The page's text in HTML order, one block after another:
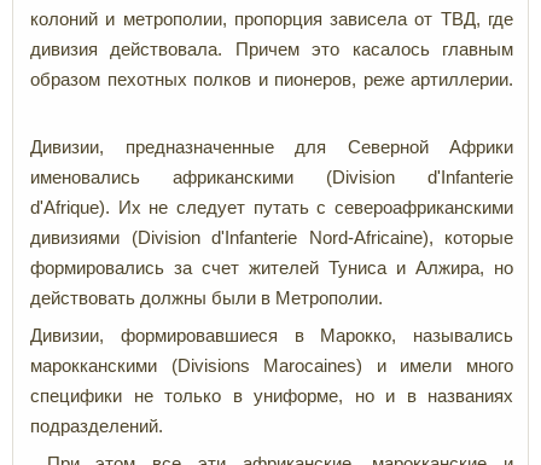
колоний и метрополии, пропорция зависела от ТВД, где
дивизия действовала. Причем это касалось главным
образом пехотных полков и пионеров, реже артиллерии.
Дивизии, предназначенные для Северной Африки
именовались африканскими (Division d'Infanterie
d'Afrique). Их не следует путать с североафриканскими
дивизиями (Division d'Infanterie Nord-Africaine), которые
формировались за счет жителей Туниса и Алжира, но
действовать должны были в Метрополии.
Дивизии, формировавшиеся в Марокко, назывались
марокканскими (Divisions Marocaines) и имели много
специфики не только в униформе, но и в названиях
подразделений.